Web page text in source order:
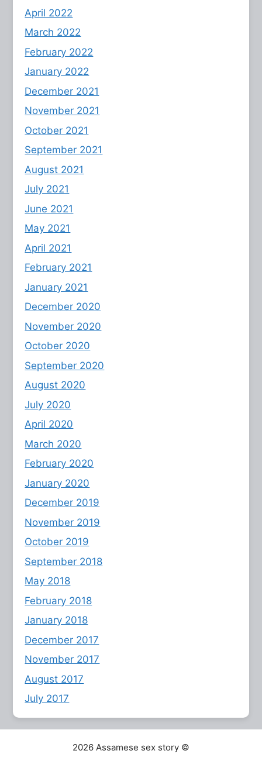
April 2022
March 2022
February 2022
January 2022
December 2021
November 2021
October 2021
September 2021
August 2021
July 2021
June 2021
May 2021
April 2021
February 2021
January 2021
December 2020
November 2020
October 2020
September 2020
August 2020
July 2020
April 2020
March 2020
February 2020
January 2020
December 2019
November 2019
October 2019
September 2018
May 2018
February 2018
January 2018
December 2017
November 2017
August 2017
July 2017
2026 Assamese sex story ©